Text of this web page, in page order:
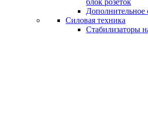
блок розеток
Дополнительное
Силовая техника
Стабилизаторы